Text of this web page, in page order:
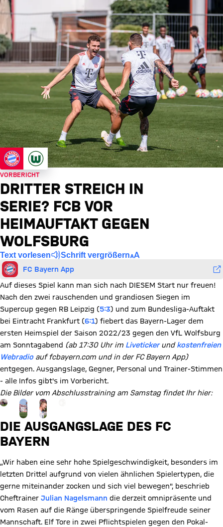
VORBERICHT
DRITTER STREICH IN
SERIE? FCB VOR
HEIMAUFTAKT GEGEN
WOLFSBURG
Text vorlesen Schrift vergrößern
FC Bayern App
Auf dieses Spiel kann man sich nach DIESEM Start nur freuen!
Nach den zwei rauschenden und grandiosen Siegen im
Supercup gegen RB Leipzig (5:3) und zum Bundesliga-Auftakt
bei Eintracht Frankfurt (6:1) fiebert das Bayern-Lager dem
ersten Heimspiel der Saison 2022/23 gegen den VfL Wolfsburg
am Sonntagabend (ab 17:30 Uhr im Livetickerundkostenfreien
Webradioauf fcbayern.com und in der FC Bayern App)
entgegen. Ausgangslage, Gegner, Personal und Trainer-Stimmen
- alle Infos gibt's im Vorbericht.
Die Bilder vom Abschlusstraining am Samstag findet Ihr hier:
Gehe zu Gallerie Seite: zur Galerie
DIE AUSGANGSLAGE DES FC
BAYERN
„Wir haben eine sehr hohe Spielgeschwindigkeit, besonders im
letzten Drittel aufgrund von vielen ähnlichen Spielertypen, die
gerne miteinander zocken und sich viel bewegen", beschrieb
Cheftrainer Julian Nagelsmann die derzeit omnipräsente und
vom Rasen auf die Ränge überspringende Spielfreude seiner
Mannschaft. Elf Tore in zwei Pflichtspielen gegen den Pokal-